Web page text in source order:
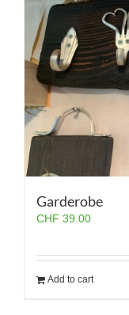
Garderobe
CHF 39.00
Add to cart